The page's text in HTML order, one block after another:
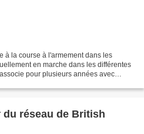
à la course à l'armement dans les
en marche dans les différentes
pour plusieurs années avec
réseau de British